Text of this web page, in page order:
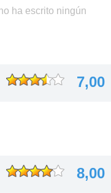
ha escrito ningún
7,00
8,00